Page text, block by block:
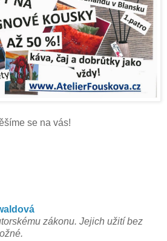
se na vás!
zákonu. Jejich užití bez